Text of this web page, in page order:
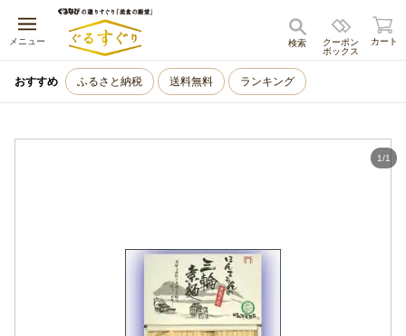
メニュー
キャンセル
クーポン
ボックス
検索 カート
おすすめ ふるさと納税 送料無料 ランキング
1/1